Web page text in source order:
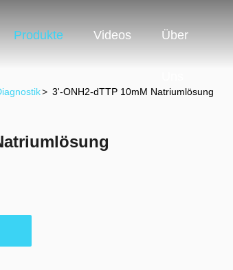
Produkte Videos Über
> 3'-ONH2-dTTP 10mM Natriumlösung